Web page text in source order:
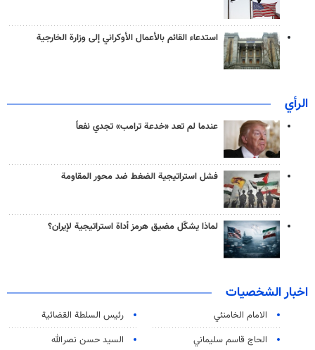
استدعاء القائم بالأعمال الأوكراني إلى وزارة الخارجية
الرأي
عندما لم تعد «خدعة ترامب» تجدي نفعاً
فشل استراتيجية الضغط ضد محور المقاومة
لماذا يشكّل مضيق هرمز أداة استراتيجية لإيران؟
اخبار الشخصيات
الامام الخامنئي
رئیس السلطة القضائیة
الحاج قاسم سليماني
السيد حسن نصرالله